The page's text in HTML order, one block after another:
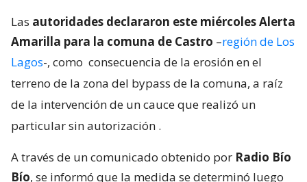
Las autoridades declararon este miércoles Alerta
Amarilla para la comuna de Castro –región de Los
Lagos-, como consecuencia de la erosión en el
terreno de la zona del bypass de la comuna, a raíz
de la intervención de un cauce que realizó un
particular sin autorización .
A través de un comunicado obtenido por Radio Bío
Bío, se informó que la medida se determinó luego